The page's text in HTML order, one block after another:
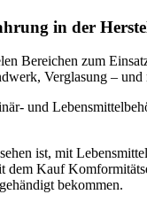
in der
Bereichen zum
Verglasung –
und
ist, mit
dem Kauf
bekommen.